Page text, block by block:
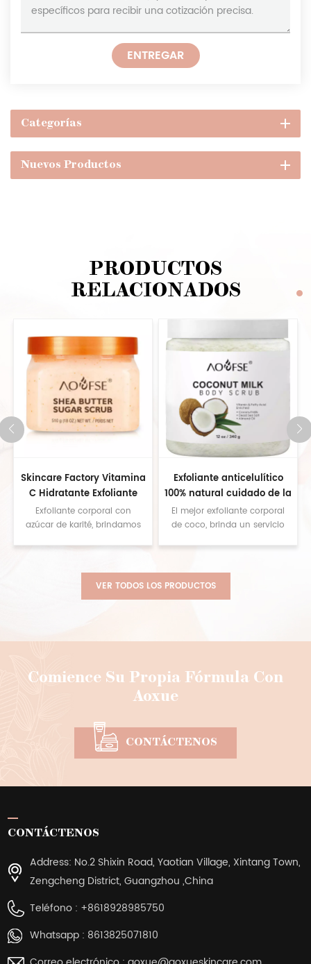
ENTREGAR
Categorías
Nuevos Productos
PRODUCTOS
RELACIONADOS
Skincare Factory Vitamina
C Hidratante Exfoliante
nutritivo Exfoliante corporal
de azúcar con sabor a fruta
Exfoliante corporal con
azúcar de karité, brindamos
contáctenos para obtener
Exfoliante anticelulítico
100% natural cuidado de la
piel suavizante exfoliante
corporal con leche de coco
El mejor exfoliante corporal
de coco, brinda un servicio
para obtener muestras.
VER TODOS LOS PRODUCTOS
Comience Su Propia Fórmula Con
Aoxue
CONTÁCTENOS
CONTÁCTENOS
Address: No.2 Shixin Road, Yaotian Village, Xintang Town,
Zengcheng District, Guangzhou ,China
Teléfono : +8618928985750
Whatsapp : 8613825071810